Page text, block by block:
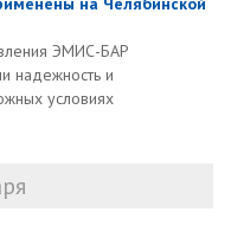
ЭМИС-БАР
надежность и
условиях